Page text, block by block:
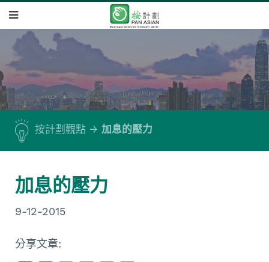
按計劃觀點 加息的壓力
加息的壓力
9-12-2015
分享文章: